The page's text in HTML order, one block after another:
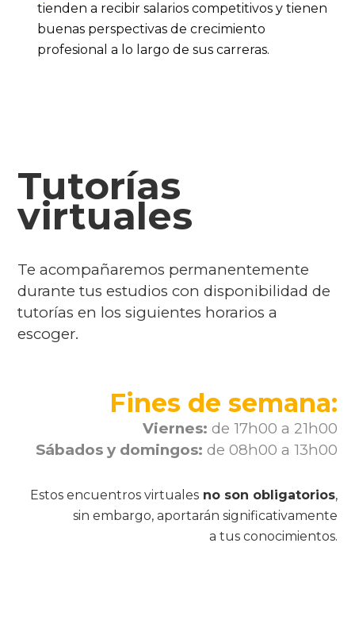
tienden a recibir salarios competitivos y tienen
buenas perspectivas de crecimiento
profesional a lo largo de sus carreras.
Tutorías
virtuales
Te acompañaremos permanentemente
durante tus estudios con disponibilidad de
tutorías en los siguientes horarios a
escoger.
Fines de semana:
Viernes: de 17h00 a 21h00
Sábados y domingos: de 08h00 a 13h00
Estos encuentros virtualesno son obligatorios,
sin embargo, aportarán significativamente
a tus conocimientos.